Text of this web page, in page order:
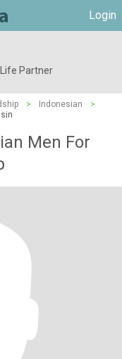
Login
Partner
> Indonesian
>
Men For